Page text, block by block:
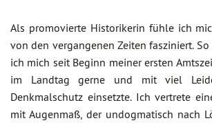
Als promovierte Historikerin fühle ich
von den vergangenen Zeiten fasziniert.
ich mich seit Beginn meiner ersten
im Landtag gerne und mit viel
Denkmalschutz einsetzte. Ich vertrete
mit Augenmaß, der undogmatisch nach